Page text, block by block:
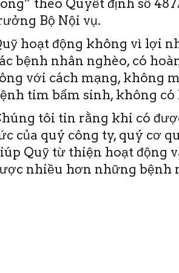
theo Quyết định số
Bộ Nội vụ.
hoạt động không vì lợi
bệnh nhân nghèo, có
với cách mạng, không
tim bẩm sinh, không
tôi tin rằng khi có
của quý công ty, quý cơ
Quỹ từ thiện hoạt động
nhiều hơn những bệnh